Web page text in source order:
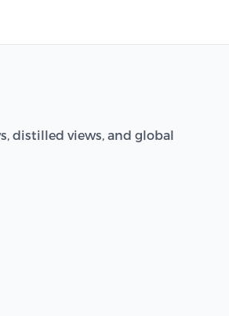
distilled views, and global